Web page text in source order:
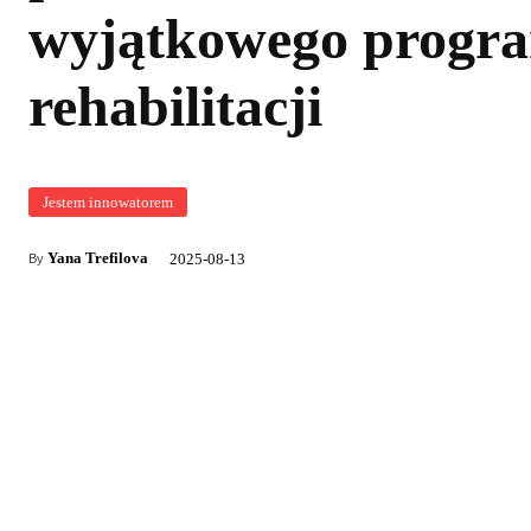
wyjątkowego
rehabilitacji
Jestem innowatorem
By Yana Trefilova 2025-08-13